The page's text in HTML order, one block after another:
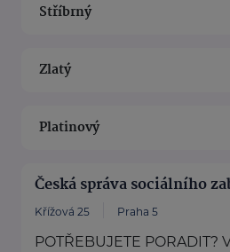
Stříbrný
Zlatý
Platinový
Česká správa sociálního
Křížová 25 Praha 5
POTŘEBUJETE PORADIT?